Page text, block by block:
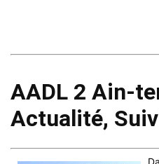
AADL 2 Ain-
Actualité,